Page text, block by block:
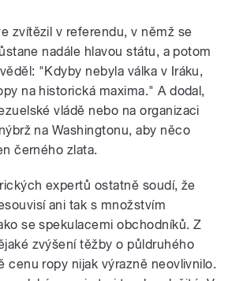
zvítězil v referendu, v němž se
nadále hlavou státu, a potom
"Kdyby nebyla válka v Iráku,
na historická maxima." A dodal,
vládě nebo na organizaci
na Washingtonu, aby něco
černého zlata.
expertů ostatně soudí, že
ani tak s množstvím
se spekulacemi obchodníků. Z
zvýšení těžby o půldruhého
cenu ropy nijak výrazně neovlivnilo.